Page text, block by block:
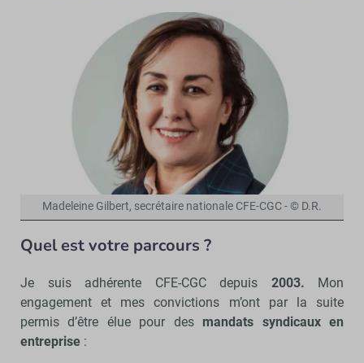
Madeleine Gilbert, secrétaire nationale CFE-CGC - © D.R.
Quel est votre parcours ?
Je suis adhérente CFE-CGC depuis 2003. Mon
engagement et mes convictions m’ont par la suite
permis d’être élue pour des mandats syndicaux en
entreprise :